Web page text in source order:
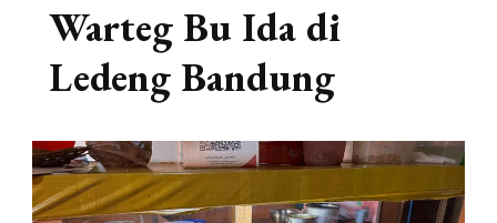
Warteg Bu Ida di
Ledeng Bandung